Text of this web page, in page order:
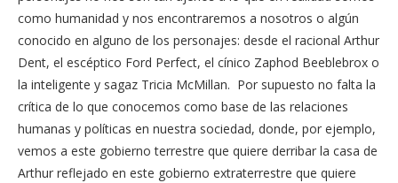
como humanidad y nos encontraremos a nosotros o algún
conocido en alguno de los personajes: desde el racional Arthur
Dent, el escéptico Ford Perfect, el cínico Zaphod Beeblebrox o
la inteligente y sagaz Tricia McMillan. Por supuesto no falta la
crítica de lo que conocemos como base de las relaciones
humanas y políticas en nuestra sociedad, donde, por ejemplo,
vemos a este gobierno terrestre que quiere derribar la casa de
Arthur reflejado en este gobierno extraterrestre que quiere